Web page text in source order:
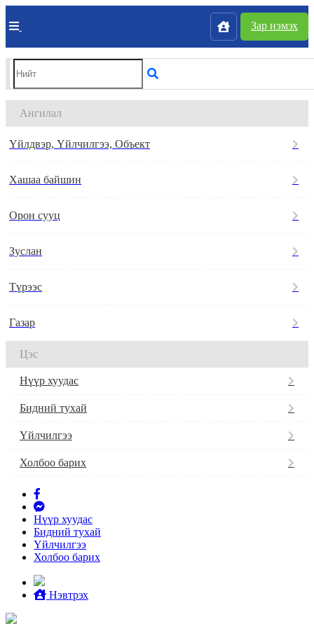
Зар нэмэх
Ангилал
Үйлдвэр, Үйлчилгээ, Объект
Хашаа байшин
Орон сууц
Зуслан
Түрээс
Газар
Цэс
Нүүр хуудас
Бидний тухай
Үйлчилгээ
Холбоо барих
Нүүр хуудас
Бидний тухай
Үйлчилгээ
Холбоо барих
Нэвтрэх